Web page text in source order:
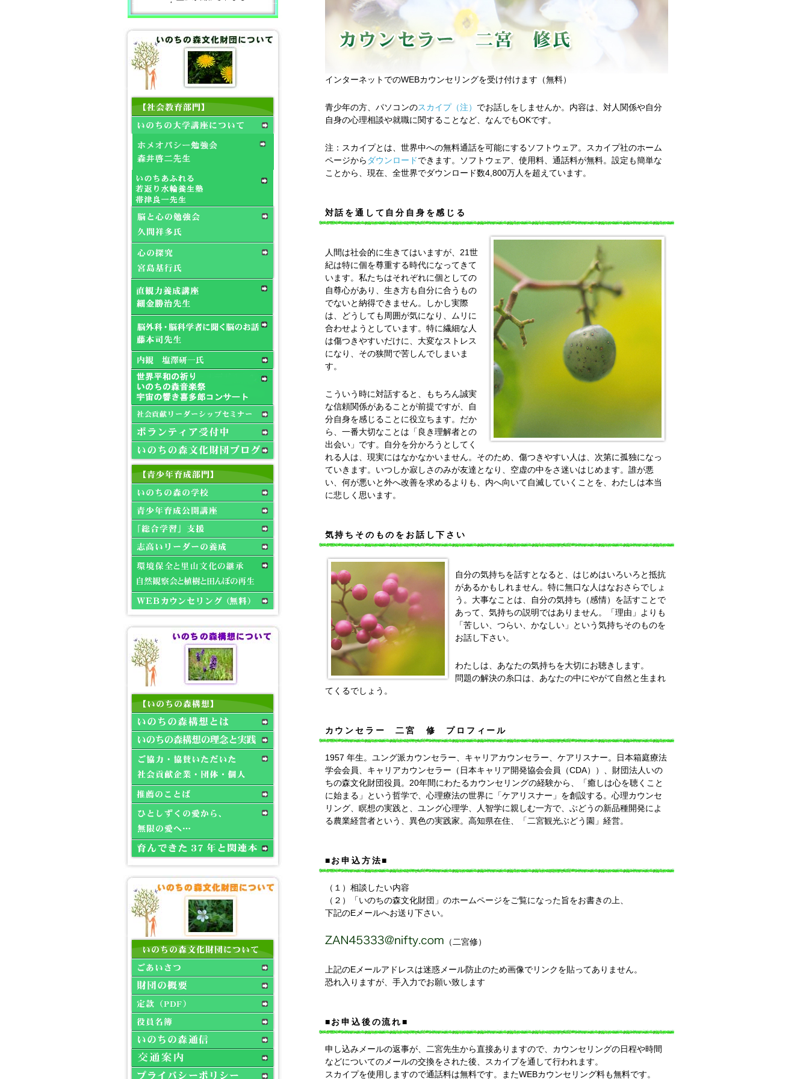
インターネットでのWEBカウンセリングを受け付けます（無料）
青少年の方、パソコンのスカイプ（注） でお話しをしませんか。内容は、対人関係や自分
自身の心理相談や就職に関することなど、なんでもOKです。
注：スカイプとは、世界中への無料通話を可能にするソフトウェア。スカイプ社のホーム
ページから ダウンロードできます。ソフトウェア、使用料、通話料が無料。設定も簡単な
ことから、現在、全世界でダウンロード数4,800万人を超えています。
対話を通して自分自身を感じる
人間は社会的に生きてはいますが、21世
紀は特に個を尊重する時代になってきて
います。私たちはそれぞれに個としての
自尊心があり、生き方も自分に合うもの
でないと納得できません。しかし実際
は、どうしても周囲が気になり、ムリに
合わせようとしています。特に繊細な人
は傷つきやすいだけに、大変なストレス
になり、その狭間で苦しんでしまいま
す。
こういう時に対話すると、もちろん誠実
な信頼関係があることが前提ですが、自
分自身を感じることに役立ちます。だか
ら、一番大切なことは「良き理解者との
出会い」です。自分を分かろうとしてく
れる人は、現実にはなかなかいません。そのため、傷つきやすい人は、次第に孤独になっ
ていきます。いつしか寂しさのみが友達となり、空虚の中をさ迷いはじめます。誰が悪
い、何が悪いと外へ改善を求めるよりも、内へ向いて自滅していくことを、わたしは本当
に悲しく思います。
気持ちそのものをお話し下さい
自分の気持ちを話すとなると、はじめはいろいろと抵抗
があるかもしれません。特に無口な人はなおさらでしょ
う。大事なことは、自分の気持ち（感情）を話すことで
あって、気持ちの説明ではありません。「理由」よりも
「苦しい、つらい、かなしい」という気持ちそのものを
お話し下さい。
わたしは、あなたの気持ちを大切にお聴きします。
問題の解決の糸口は、あなたの中にやがて自然と生まれ
てくるでしょう。
カウンセラー 二宮 修 プロフィール
1957 年生。ユング派カウンセラー、キャリアカウンセラー、ケアリスナー。日本箱庭療法
学会会員、キャリアカウンセラー（日本キャリア開発協会会員（CDA））、財団法人いの
ちの森文化財団役員。20年間にわたるカウンセリングの経験から、「癒しは心を聴くこと
に始まる」という哲学で、心理療法の世界に「ケアリスナー」を創設する。心理カウンセ
リング、瞑想の実践と、ユング心理学、人智学に親しむ一方で、ぶどうの新品種開発によ
る農業経営者という、異色の実践家。高知県在住、「二宮観光ぶどう園」経営。
■お申込方法■
（１）相談したい内容
（２）「いのちの森文化財団」のホームページをご覧になった旨をお書きの上、
下記のEメールへお送り下さい。
（二宮修）
上記のEメールアドレスは迷惑メール防止のため画像でリンクを貼ってありません。
恐れ入りますが、手入力でお願い致します
■お申込後の流れ■
申し込みメールの返事が、二宮先生から直接ありますので、カウンセリングの日程や時間
などについてのメールの交換をされた後、スカイプを通して行われます。
スカイプを使用しますので通話料は無料です。またWEBカウンセリング料も無料です。
た。
37回)細金勝治先生「直観
力養成講座」が開催され
ました。
2024年11月2日(土) 森井
啓二先生「霊性の医学ホ
メオパシー勉強会」が開
2024年7月19日(金)帯津良
一先生・荒井恵子先生
「水輪養生塾」が開催さ
2024年8月23日(金)宮島基
行先生「心の探求」が開
催されます。
2024年5月25日(土)細金勝
治先生「直観力養成講
座」が開催されます。
2023年6月10日（土）細
金勝治先生「直観力養成
講座」が開催されます。
2023年4月28日（金）川
野泰周先生「マインドフ
ルネスリトリート」が開
催されます。
2023年1月7日(土)宮島基
行先生「心の探求」が開
催されます。